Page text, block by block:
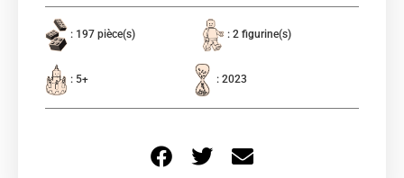
: 197 pièce(s) : 2 figurine(s)
: 5+ : 2023